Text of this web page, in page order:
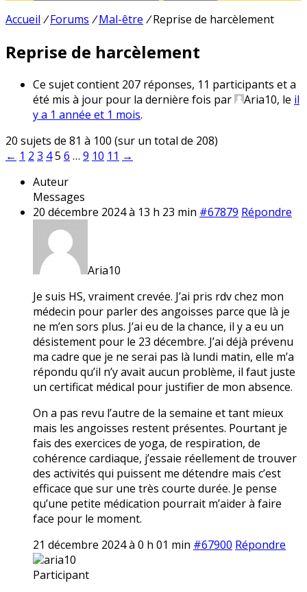
Accueil / Forums / Mal-être / Reprise de harcèlement
Reprise de harcèlement
Ce sujet contient 207 réponses, 11 participants et a
été mis à jour pour la dernière fois par
Aria10, le il
y a 1 année et 1 mois.
20 sujets de 81 à 100 (sur un total de 208)
← 1 2 3 45 6 … 9 10 11 →
Auteur
Messages
20 décembre 2024 à 13 h 23 min #67879 Répondre
Aria10
Je suis HS, vraiment crevée. J’ai pris rdv chez mon
médecin pour parler des angoisses parce que là je
ne m’en sors plus. J’ai eu de la chance, il y a eu un
désistement pour le 23 décembre. J’ai déjà prévenu
ma cadre que je ne serai pas là lundi matin, elle m’a
répondu qu’il n’y avait aucun problème, il faut juste
un certificat médical pour justifier de mon absence.
On a pas revu l’autre de la semaine et tant mieux
mais les angoisses restent présentes. Pourtant je
fais des exercices de yoga, de respiration, de
cohérence cardiaque, j’essaie réellement de trouver
des activités qui puissent me détendre mais c’est
efficace que sur une très courte durée. Je pense
qu’une petite médication pourrait m’aider à faire
face pour le moment.
21 décembre 2024 à 0 h 01 min #67900 Répondre
aria10
Participant